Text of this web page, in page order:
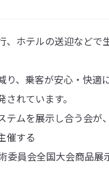
、ホテルの送迎などで
り、乗客が安心・快適
れています。
テムを展示し合う会が
催する
委員会全国大会商品展